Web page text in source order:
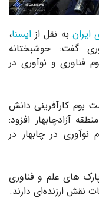
ایران به نقل از ایسنا،
گفت: خوشبختانه
فناوری و نوآوری در
کارآفرینی دانش
آزادچابهار افزود:
در چابهار در
های علم و فناوری
نقش ارزنده‌ای دارند.